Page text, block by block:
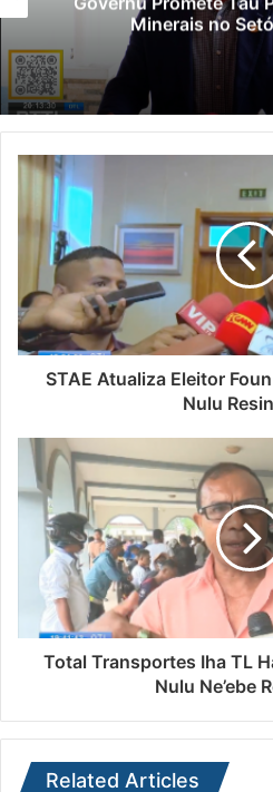
Minerais no
STAE Atualiza Eleitor
Nulu
Total Transportes Iha TL
Nulu Ne’ebe
Related Articles